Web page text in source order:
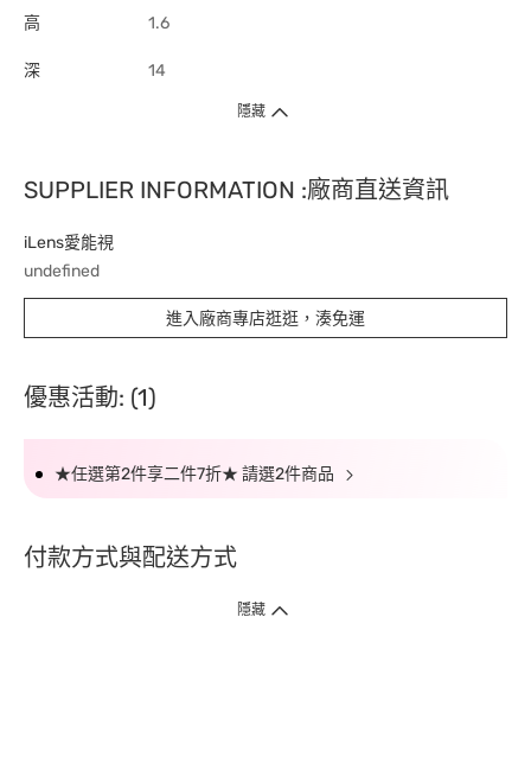
高 1.6
深 14
隱藏
SUPPLIER INFORMATION :廠商直送資訊
iLens愛能視
undefined
進入廠商專店逛逛，湊免運
優惠活動: (1)
★任選第2件享二件7折★ 請選2件商品
付款方式與配送方式
隱藏